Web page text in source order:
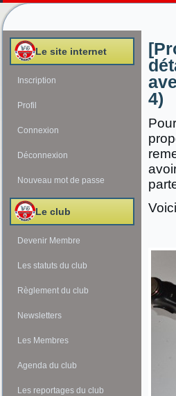
Le site internet
Inscription
Profil
Connexion
Déconnexion
Nouveau mot de passe
Le club
Devenir Membre
Les statuts du club
Règlement du club
Newsletters
Les Membres
Agenda du club
Les reportages du club
4)